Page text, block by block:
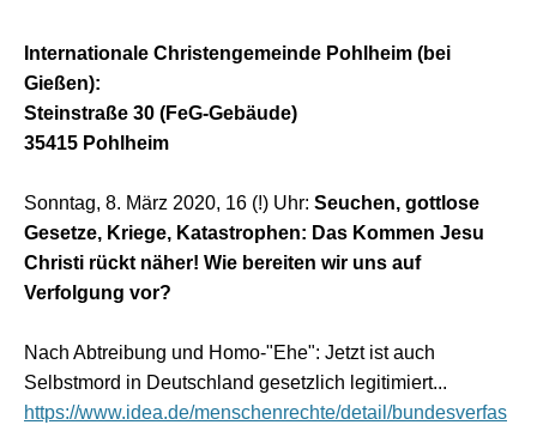
Internationale Christengemeinde Pohlheim (bei
Gießen):
Steinstraße 30 (FeG-Gebäude)
35415 Pohlheim
Sonntag, 8. März 2020, 16 (!) Uhr: Seuchen, gottlose
Gesetze, Kriege, Katastrophen: Das Kommen Jesu
Christi rückt näher! Wie bereiten wir uns auf
Verfolgung vor?
Nach Abtreibung und Homo-"Ehe": Jetzt ist auch
Selbstmord in Deutschland gesetzlich legitimiert...
https://www.idea.de/menschenrechte/detail/bundesverfas